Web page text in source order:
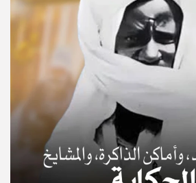
© Copyright 2025, APS